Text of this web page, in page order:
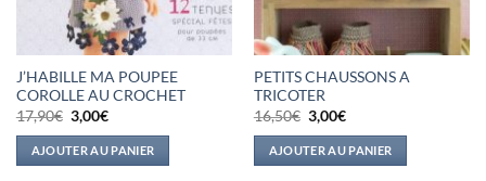
J’HABILLE MA POUPEE
COROLLE AU CROCHET
17,90€ Le
prix
initial
était :
17,90€.
3,00€Le
actuel
est :
3,00€.
AJOUTER AU PANIER
PETITS CHAUSSONS A
TRICOTER
16,50€ Le
prix
initial
était :
16,50€.
3,00€Le
actuel
est :
3,00€.
AJOUTER AU PANIER